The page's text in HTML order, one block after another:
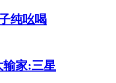
纯吆喝
家:三星